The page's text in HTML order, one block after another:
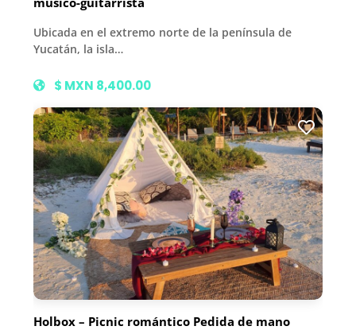
Ubicada en el extremo norte de la península de
Yucatán, la isla…
$ MXN 8,400.00
Holbox – Picnic romántico Pedida de mano